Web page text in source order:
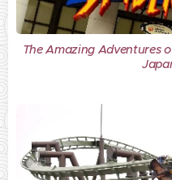
The Amazing Adventures